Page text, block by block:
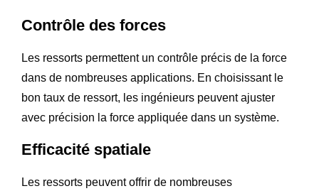
Contrôle des forces
Les ressorts permettent un contrôle précis de la force
dans de nombreuses applications. En choisissant le
bon taux de ressort, les ingénieurs peuvent ajuster
avec précision la force appliquée dans un système.
Efficacité spatiale
Les ressorts peuvent offrir de nombreuses